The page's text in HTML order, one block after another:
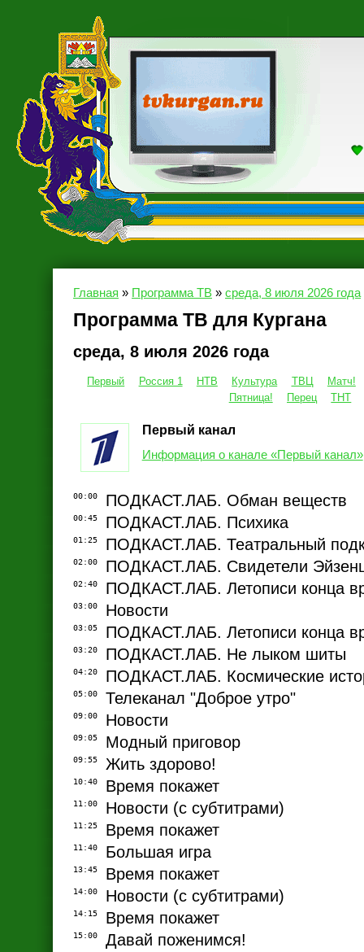
Главная » Программа ТВ » среда, 8 июля 2026 года
Программа ТВ для Кургана
среда, 8 июля 2026 года
Первый Россия 1 НТВ Культура ТВЦ
Матч!
Пятница!
Перец ТНТ
Первый канал
Информация о канале «Первый канал»
00:00 ПОДКАСТ.ЛАБ. Обман веществ
00:45 ПОДКАСТ.ЛАБ. Психика
01:25 ПОДКАСТ.ЛАБ. Театральный
02:00 ПОДКАСТ.ЛАБ. Свидетели
02:40 ПОДКАСТ.ЛАБ. Летописи конца
03:00 Новости
03:05 ПОДКАСТ.ЛАБ. Летописи конца
03:20 ПОДКАСТ.ЛАБ. Не лыком шиты
04:20 ПОДКАСТ.ЛАБ. Космические
05:00 Телеканал "Доброе утро"
09:00 Новости
09:05 Модный приговор
09:55 Жить здорово!
10:40 Время покажет
11:00 Новости (с субтитрами)
11:25 Время покажет
11:40 Большая игра
13:45 Время покажет
14:00 Новости (с субтитрами)
14:15 Время покажет
15:00 Давай поженимся!